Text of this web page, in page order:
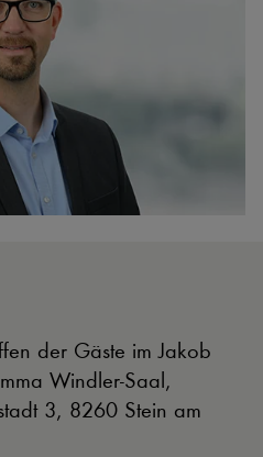
der Gäste im Jakob
Windler-Saal,
3, 8260 Stein am